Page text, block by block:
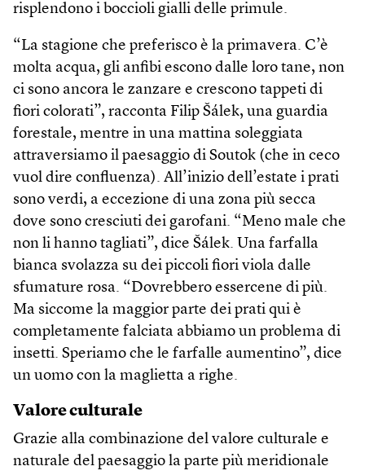
risplendono i boccioli gialli delle primule.
“La stagione che preferisco è la primavera. C’è
molta acqua, gli anfibi escono dalle loro tane, non
ci sono ancora le zanzare e crescono tappeti di
fiori colorati”, racconta Filip Šálek, una guardia
forestale, mentre in una mattina soleggiata
attraversiamo il paesaggio di Soutok (che in ceco
vuol dire confluenza). All’inizio dell’estate i prati
sono verdi, a eccezione di una zona più secca
dove sono cresciuti dei garofani. “Meno male che
non li hanno tagliati”, dice Šálek. Una farfalla
bianca svolazza su dei piccoli fiori viola dalle
sfumature rosa. “Dovrebbero essercene di più.
Ma siccome la maggior parte dei prati qui è
completamente falciata abbiamo un problema di
insetti. Speriamo che le farfalle aumentino”, dice
un uomo con la maglietta a righe.
Valore culturale
Grazie alla combinazione del valore culturale e
naturale del paesaggio la parte più meridionale